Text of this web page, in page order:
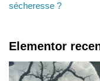
sécheresse ?
Elementor